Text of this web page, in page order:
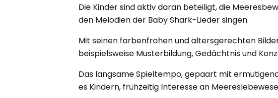
Die Kinder sind aktiv daran beteiligt, die
den Melodien der Baby Shark-Lieder singen.
Mit seinen farbenfrohen und altersgerechten
beispielsweise Musterbildung, Gedächtnis und
Das langsame Spieltempo, gepaart mit
es Kindern, frühzeitig Interesse an